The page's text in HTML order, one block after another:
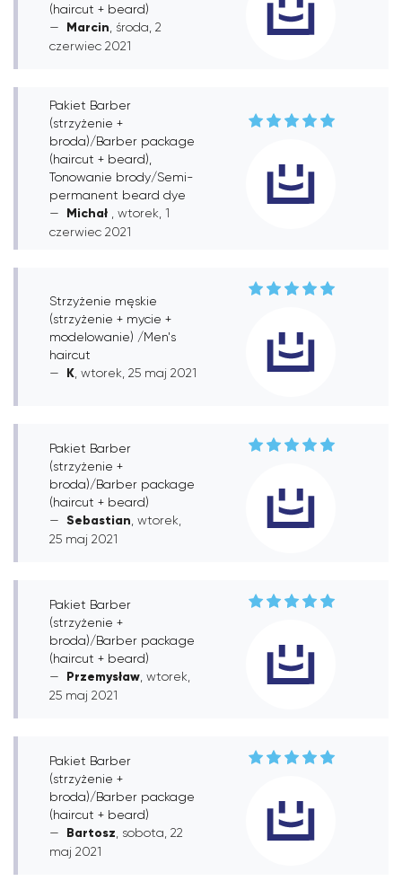
(haircut + beard)
Marcin , środa, 2
czerwiec 2021
Pakiet Barber
(strzyżenie +
broda)/Barber package
(haircut + beard),
Tonowanie brody/Semi-
permanent beard dye
Michał
, wtorek, 1
czerwiec 2021
Strzyżenie męskie
(strzyżenie + mycie +
modelowanie) /Men's
haircut
K , wtorek, 25 maj 2021
Pakiet Barber
(strzyżenie +
broda)/Barber package
(haircut + beard)
Sebastian , wtorek,
25 maj 2021
Pakiet Barber
(strzyżenie +
broda)/Barber package
(haircut + beard)
Przemysław , wtorek,
25 maj 2021
Pakiet Barber
(strzyżenie +
broda)/Barber package
(haircut + beard)
Bartosz , sobota, 22
maj 2021